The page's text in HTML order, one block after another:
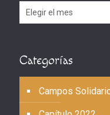
Archivos
Categorías
Campos